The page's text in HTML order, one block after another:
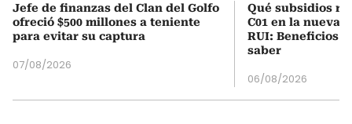
Jefe de finanzas del Clan del Golfo
ofreció $500 millones a teniente
para evitar su captura
07/08/2026
Qué subsidios
C01 en la nueva
RUI: Beneficios
saber
06/08/2026